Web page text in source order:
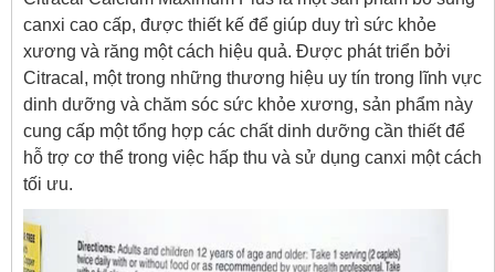
canxi cao cấp, được thiết kế để giúp duy trì sức khỏe
xương và răng một cách hiệu quả. Được phát triển bởi
Citracal, một trong những thương hiệu uy tín trong lĩnh vực
dinh dưỡng và chăm sóc sức khỏe xương, sản phẩm này
cung cấp một tổng hợp các chất dinh dưỡng cần thiết để
hỗ trợ cơ thể trong việc hấp thu và sử dụng canxi một cách
tối ưu.